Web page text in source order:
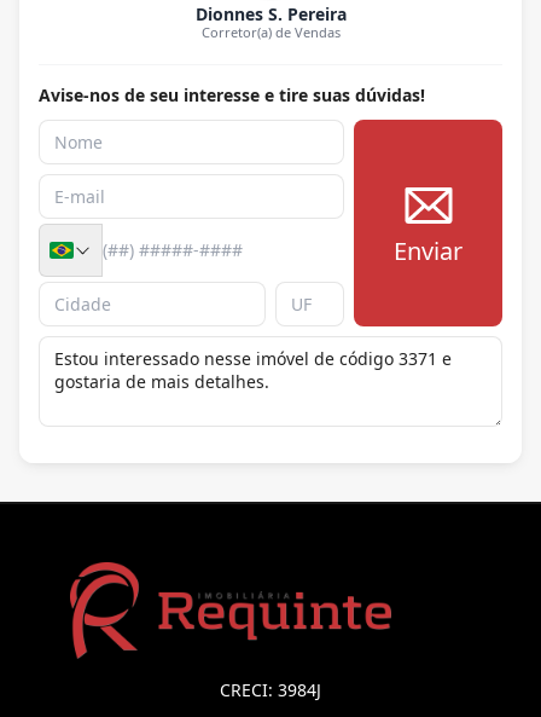
Dionnes S. Pereira
Corretor(a) de Vendas
Avise-nos de seu interesse e tire suas dúvidas!
Enviar
CRECI: 3984J